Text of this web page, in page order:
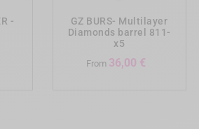
-
GZ BURS- Multilayer
Diamonds barrel 811-
x5
From 36,00 €